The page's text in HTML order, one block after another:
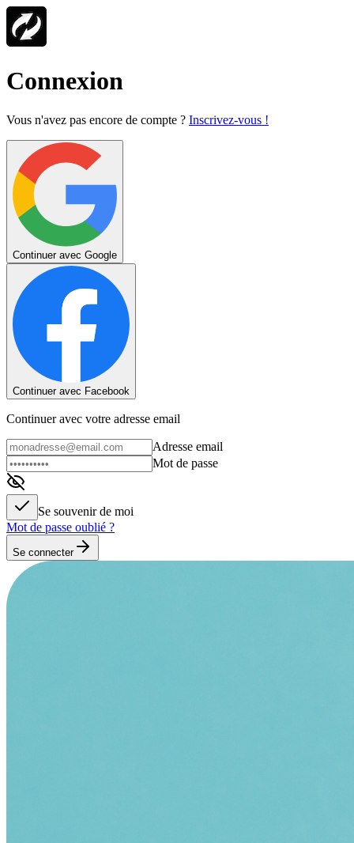
Connexion
Vous n'avez pas encore de compte ? Inscrivez-vous !
Continuer avec Google
Continuer avec Facebook
Continuer avec votre adresse email
Adresse email
Mot de passe
Se souvenir de moi
Mot de passe oublié ?
Se connecter